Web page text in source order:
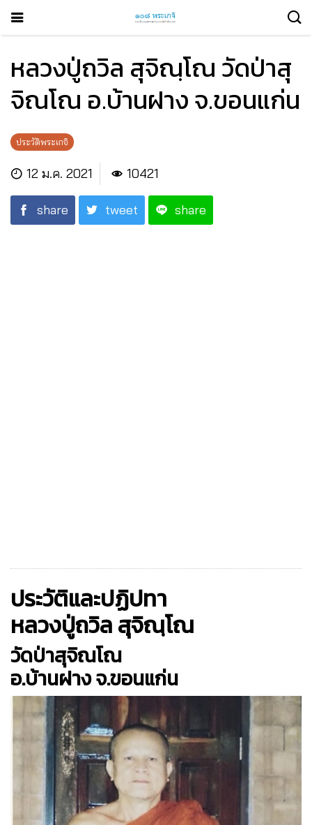
หลวงปู่ถวิล สุจิณฺโณ วัดป่าสุ
จิณโณ อ.บ้านฝาง จ.ขอนแก่น
ประวัติพระเกจิ
12 ม.ค. 2021 10421
share tweet share
ประวัติและปฏิปทา
หลวงปู่ถวิล สุจิณฺโณ
วัดป่าสุจิณโณ
อ.บ้านฝาง จ.ขอนแก่น